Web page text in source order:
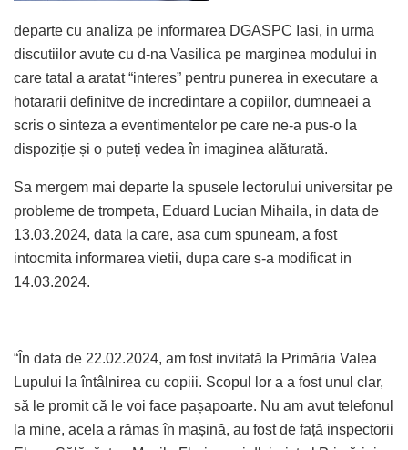
departe cu analiza pe informarea DGASPC Iasi, in urma
discutiilor avute cu d-na Vasilica pe marginea modului in
care tatal a aratat “interes” pentru punerea in executare a
hotararii definitve de incredintare a copiilor, dumneaei a
scris o sinteza a eventimentelor pe care ne-a pus-o la
dispoziție și o puteți vedea în imaginea alăturată.
Sa mergem mai departe la spusele lectorului universitar pe
probleme de trompeta, Eduard Lucian Mihaila, in data de
13.03.2024, data la care, asa cum spuneam, a fost
intocmita informarea vietii, dupa care s-a modificat in
14.03.2024.
“În data de 22.02.2024, am fost invitată la Primăria Valea
Lupului la întâlnirea cu copiii. Scopul lor a a fost unul clar,
să le promit că le voi face pașapoarte. Nu am avut telefonul
la mine, acela a rămas în mașină, au fost de față inspectorii